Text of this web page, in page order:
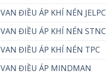
VAN ĐIỀU ÁP KHÍ NÉN JELPC
VAN ĐIỀU ÁP KHÍ NÉN STNC
VAN ĐIỀU ÁP KHÍ NÉN TPC
VAN ĐIỀU ÁP MINDMAN